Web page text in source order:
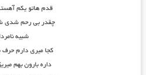
قدم هاتو یکم آهسته
چقدر بی رحم شدی
شبیه نامردا
کجا میری دارم حرف
داره بارون بهم